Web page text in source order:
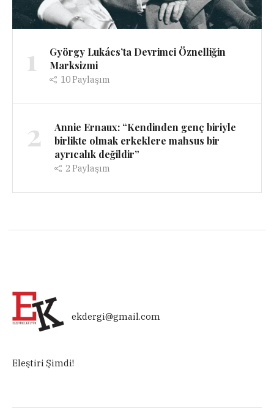
1
György Lukács’ta Devrimci Öznelliğin
Marksizmi
10Paylaşım
2
Annie Ernaux: “Kendinden genç biriyle
birlikte olmak erkeklere mahsus bir
ayrıcalık değildir”
2 Paylaşım
ekdergi@gmail.com
Eleştiri Şimdi!